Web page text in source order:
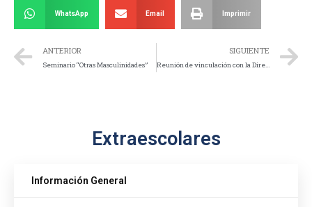
WhatsApp Email Imprimir
ANTERIOR
Seminario “Otras Masculinidades”
SIGUIENTE
Reunión de vinculación con la Dirección de Fomento Industrial de la Secretaria de Desarrollo Sustentable.
Extraescolares
Información General